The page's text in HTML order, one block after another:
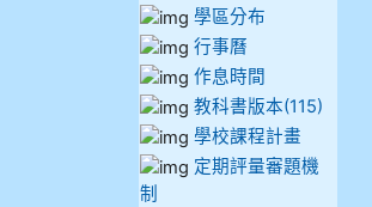
學區分布
行事曆
作息時間
教科書版本(115)
學校課程計畫
定期評量審題機
制